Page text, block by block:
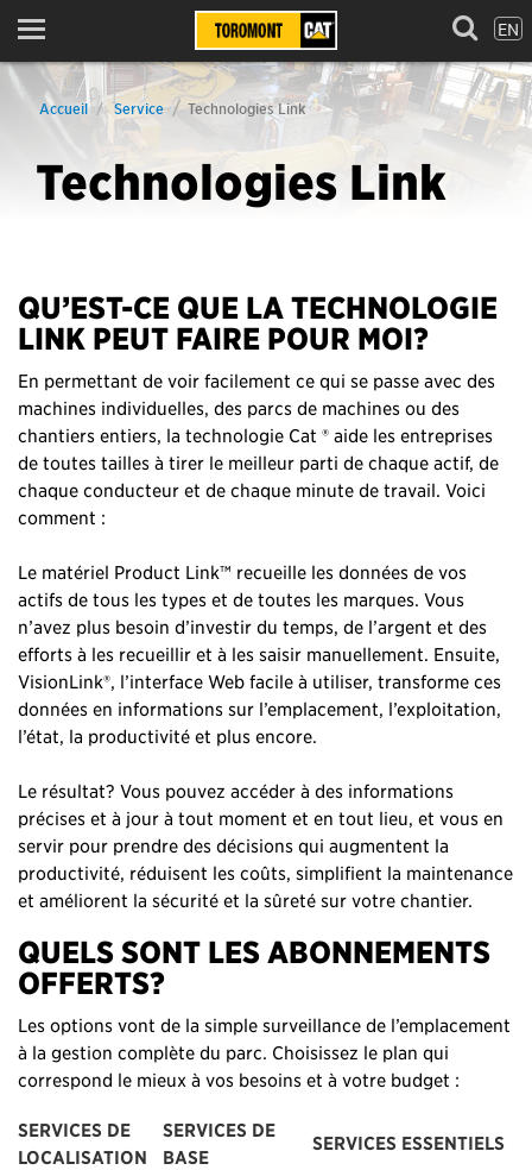
Menu EN
Accueil Service Technologies Link
Technologies Link
QU’EST-CE QUE LA TECHNOLOGIE
LINK PEUT FAIRE POUR MOI?
En permettant de voir facilement ce qui se passe avec des
machines individuelles, des parcs de machines ou des
chantiers entiers, la technologie Cat ® aide les entreprises
de toutes tailles à tirer le meilleur parti de chaque actif, de
chaque conducteur et de chaque minute de travail. Voici
comment :
Le matériel Product Link™ recueille les données de vos
actifs de tous les types et de toutes les marques. Vous
n’avez plus besoin d’investir du temps, de l’argent et des
efforts à les recueillir et à les saisir manuellement. Ensuite,
VisionLink®, l’interface Web facile à utiliser, transforme ces
données en informations sur l’emplacement, l’exploitation,
l’état, la productivité et plus encore.
Le résultat? Vous pouvez accéder à des informations
précises et à jour à tout moment et en tout lieu, et vous en
servir pour prendre des décisions qui augmentent la
productivité, réduisent les coûts, simplifient la maintenance
et améliorent la sécurité et la sûreté sur votre chantier.
QUELS SONT LES ABONNEMENTS
OFFERTS?
Les options vont de la simple surveillance de l’emplacement
à la gestion complète du parc. Choisissez le plan qui
correspond le mieux à vos besoins et à votre budget :
SERVICES DE
LOCALISATION
SERVICES DE
BASE
SERVICES ESSENTIELS